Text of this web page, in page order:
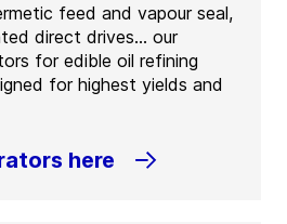
feed and vapour seal,
direct drives... our
for edible oil refining
for highest yields and
here